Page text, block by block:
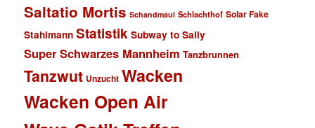
Saltatio Mortis Schandmaul Schlachthof Solar Fake
Stahlmann Statistik Subway to Sally
Super Schwarzes Mannheim Tanzbrunnen
Tanzwut Unzucht Wacken
Wacken Open Air